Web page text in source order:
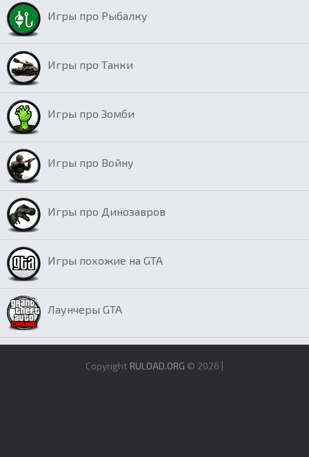
Игры про Рыбалку
Игры про Танки
Игры про Зомби
Игры про Войну
Игры про Динозавров
Игры похожие на GTA
Лаунчеры GTA
Copyright RULOAD.ORG © 2026 |